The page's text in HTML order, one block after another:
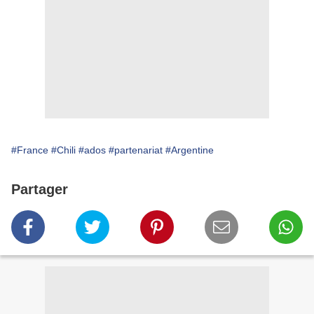
#France #Chili #ados #partenariat #Argentine
Partager